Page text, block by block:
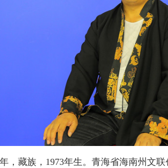
，藏族，1973年生。青海省海南州文